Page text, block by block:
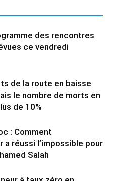
des rencontres
ce vendredi
de la route en baisse
le nombre de morts en
de 10%
: Comment
a réussi l’impossible pour
Salah